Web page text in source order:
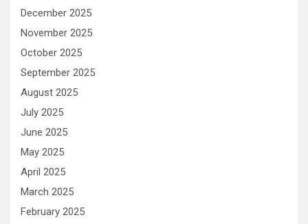
December 2025
November 2025
October 2025
September 2025
August 2025
July 2025
June 2025
May 2025
April 2025
March 2025
February 2025